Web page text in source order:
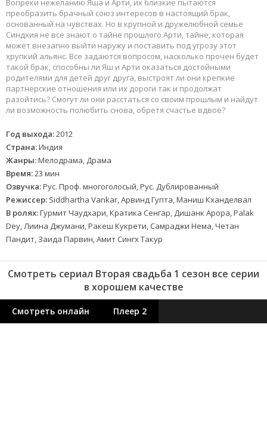
Вопреки нежеланию Яша и Арти, их близкие пытаются
преобразить брачный союз интересов в настоящий брак,
основанный на чувствах. Но в крупной и дружелюбной семье
Синдхия не все знают о тайне прошлого Арти, тайне, которая
может внезапно выйти наружу и поставить под угрозу этот
хрупкий альянс. Все задаются вопросом, насколько прочен будет
такой брак, способны ли Яш и Арти оказаться достойными
родителями для детей друг друга, выстроят ли они крепкие
партнерские отношения или их дороги так и продолжат
разойтись? Смогут ли они расстаться со своим прошлым и найдут
ли возможность полюбить снова, обретя счастье вдвое?
Год выхода:2012
Страна:Индия
Жанры:Мелодрама, Драма
Время:23 мин
Озвучка:Рус. Проф. многоголосый, Рус. Дублированный
Режиссер: Siddhartha Vankar, Арвинд Гупта, Маниш Кханделвал
В ролях:Гурмит Чаудхари, Кратика Сенгар, Дишанк Арора, Palak
Dey, Лиина Джумани, Ракеш Кукрети, Самраджи Нема, Четан
Пандит, Заида Парвин, Амит Сингх Такур
Смотреть сериал Вторая свадьба 1 сезон все серии
в хорошем качестве
Смотреть онлайн Плеер 2